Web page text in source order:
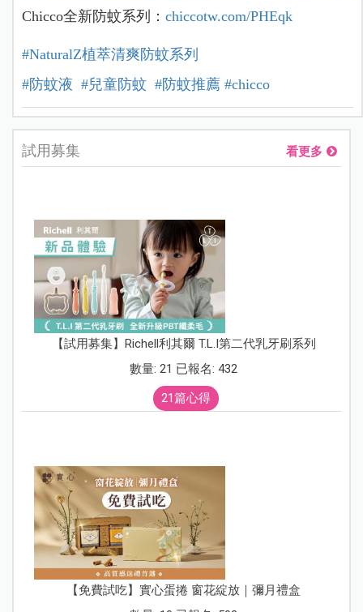
Chicco全新防蚊系列： chiccotw.com/PHEqk
#NaturalZ植萃清爽防蚊系列
#防蚊液 #兒童防蚊 #防蚊推薦 #chicco
試用募集 看更多
【試用募集】Richell利其爾 T.L.I第二代乳牙刷系列
數量: 21 已報名: 432
21篇心得
【免費試吃】實心蛋捲 窗花綻放｜彌月禮盒